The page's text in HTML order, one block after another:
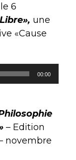
6
une
«Cause
00:00
– Edition
novembre